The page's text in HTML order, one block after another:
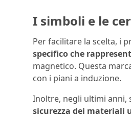
I simboli e le
Per facilitare la scelta, i
specifico che
magnetico. Questa
con i piani a induzione.
Inoltre, negli ultimi
sicurezza dei materiali